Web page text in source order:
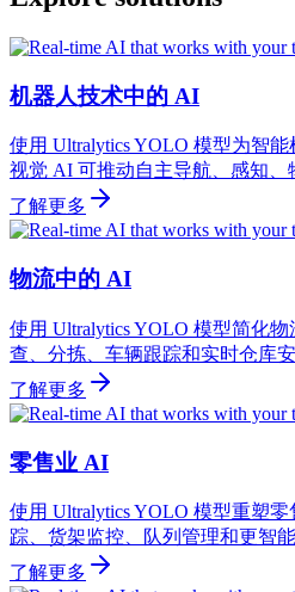
机器人技术中的 AI
使用 Ultralytics YOLO 模型为智
视觉 AI 可推动自主导航、感知、
了解更多
物流中的 AI
使用 Ultralytics YOLO 模型简化
查、分拣、车辆跟踪和实时仓库安
了解更多
零售业 AI
使用 Ultralytics YOLO 模型重塑
踪、货架监控、队列管理和更智能
了解更多